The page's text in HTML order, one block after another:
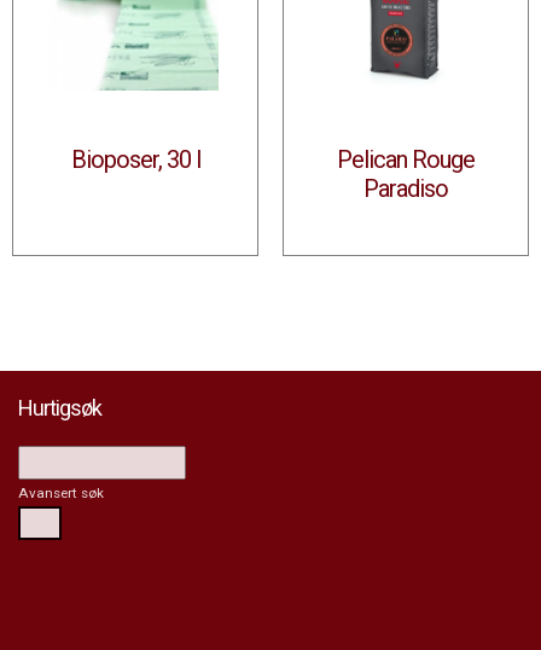
Bioposer, 30 l
Pelican Rouge
Paradiso
Hurtigsøk
Avansert søk